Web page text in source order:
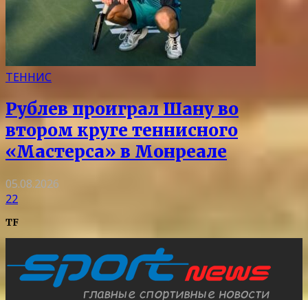
ТЕННИС
Рублев проиграл Шану во
втором круге теннисного
«Мастерса» в Монреале
05.08.2026
22
TF